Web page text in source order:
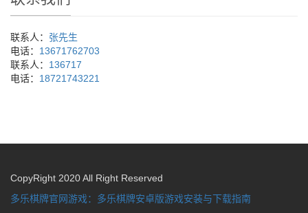
联系人： 张先生
电话： 13671762703
联系人： 136717
电话： 18721743221
CopyRight 2020 All Right Reserved
多乐棋牌官网游戏：多乐棋牌安卓版游戏安装与下载指南